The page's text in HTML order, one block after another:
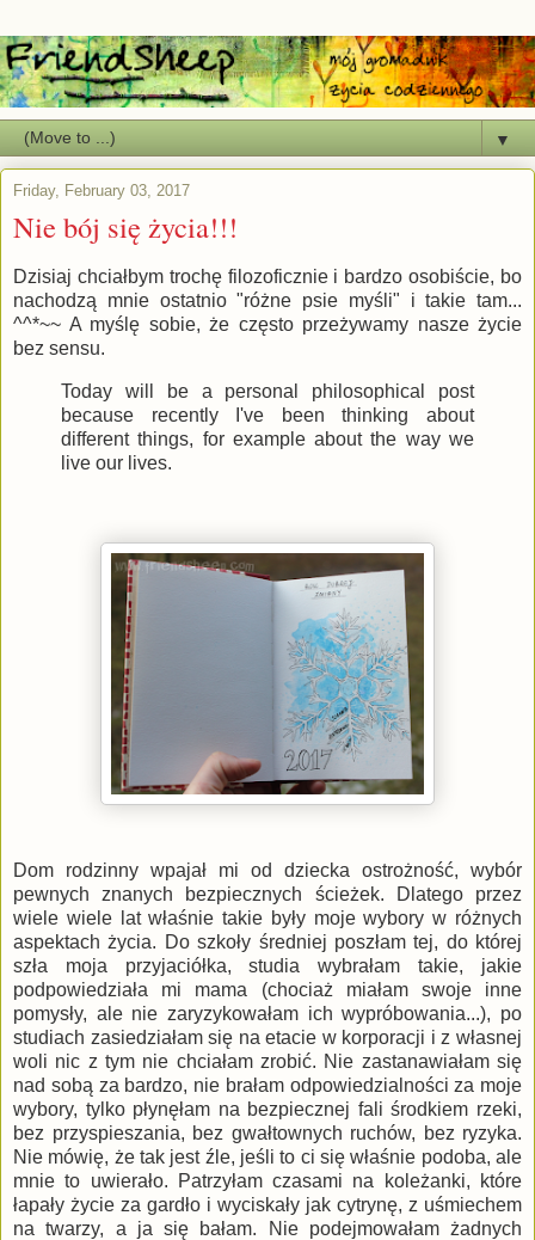
▼
Friday, February 03, 2017
Nie bój się życia!!!
Dzisiaj chciałbym trochę filozoficznie i bardzo osobiście, bo
nachodzą mnie ostatnio "różne psie myśli" i takie tam...
^^*~~ A myślę sobie, że często przeżywamy nasze życie
bez sensu.
Today will be a personal philosophical post
because recently I've been thinking about
different things, for example about the way we
live our lives.
Dom rodzinny wpajał mi od dziecka ostrożność, wybór
pewnych znanych bezpiecznych ścieżek. Dlatego przez
wiele wiele lat właśnie takie były moje wybory w różnych
aspektach życia. Do szkoły średniej poszłam tej, do której
szła moja przyjaciółka, studia wybrałam takie, jakie
podpowiedziała mi mama (chociaż miałam swoje inne
pomysły, ale nie zaryzykowałam ich wypróbowania...), po
studiach zasiedziałam się na etacie w korporacji i z własnej
woli nic z tym nie chciałam zrobić. Nie zastanawiałam się
nad sobą za bardzo, nie brałam odpowiedzialności za moje
wybory, tylko płynęłam na bezpiecznej fali środkiem rzeki,
bez przyspieszania, bez gwałtownych ruchów, bez ryzyka.
Nie mówię, że tak jest źle, jeśli to ci się właśnie podoba, ale
mnie to uwierało. Patrzyłam czasami na koleżanki, które
łapały życie za gardło i wyciskały jak cytrynę, z uśmiechem
na twarzy, a ja się bałam. Nie podejmowałam żadnych